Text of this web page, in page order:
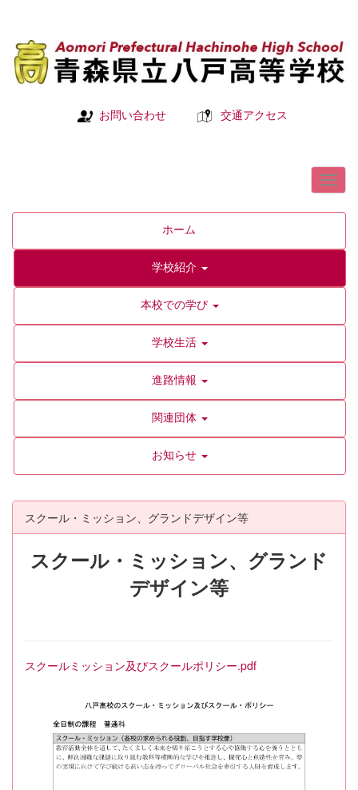
お問い合わせ 交通アクセス
ホーム
学校紹介
本校での学び
学校生活
進路情報
関連団体
お知らせ
スクール・ミッション、グランドデザイン等
スクール・ミッション、グランド
デザイン等
スクールミッション及びスクールポリシー.pdf